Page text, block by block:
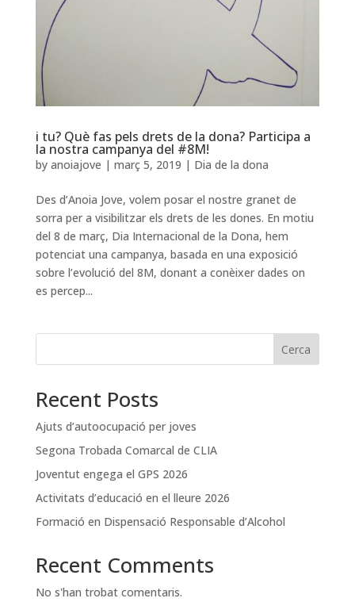
i tu? Què fas pels drets de la dona? Participa a
la nostra campanya del #8M!
by anoiajove | març 5, 2019 | Dia de la dona
Des d’Anoia Jove, volem posar el nostre granet de
sorra per a visibilitzar els drets de les dones. En motiu
del 8 de març, Dia Internacional de la Dona, hem
potenciat una campanya, basada en una exposició
sobre l’evolució del 8M, donant a conèixer dades on
es percep...
Cerca
Recent Posts
Ajuts d’autoocupació per joves
Segona Trobada Comarcal de CLIA
Joventut engega el GPS 2026
Activitats d’educació en el lleure 2026
Formació en Dispensació Responsable d’Alcohol
Recent Comments
No s'han trobat comentaris.